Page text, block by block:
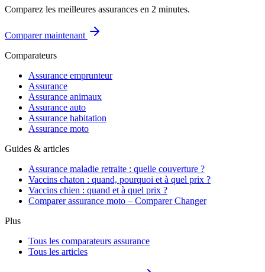
Comparez les meilleures assurances en 2 minutes.
Comparer maintenant
Comparateurs
Assurance emprunteur
Assurance
Assurance animaux
Assurance auto
Assurance habitation
Assurance moto
Guides & articles
Assurance maladie retraite : quelle couverture ?
Vaccins chaton : quand, pourquoi et à quel prix ?
Vaccins chien : quand et à quel prix ?
Comparer assurance moto – Comparer Changer
Plus
Tous les comparateurs assurance
Tous les articles